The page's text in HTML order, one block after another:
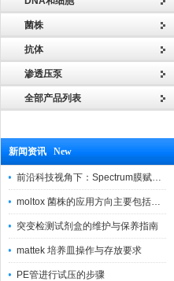
菌株
抗体
渗透压泵
全部产品列表
新闻资讯 New
前沿科技视角下：Spectrum膜赋能精密制造
moltox 菌株的应用方向主要包括以下几个方面
突变检测试剂盒的维护与保养指南
mattek 培养皿操作与存放要求
PE管进行试压的步骤